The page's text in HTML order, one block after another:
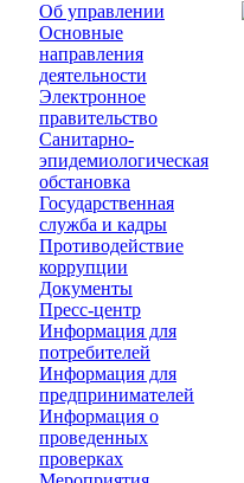
Об управлении
Основные
направления
деятельности
Электронное
правительство
Санитарно-
эпидемиологическая
обстановка
Государственная
служба и кадры
Противодействие
коррупции
Документы
Пресс-центр
Информация для
потребителей
Информация для
предпринимателей
Информация о
проведенных
проверках